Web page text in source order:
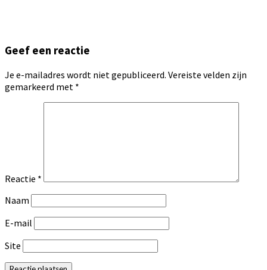
Geef een reactie
Je e-mailadres wordt niet gepubliceerd. Vereiste velden zijn
gemarkeerd met *
Reactie *
Naam
E-mail
Site